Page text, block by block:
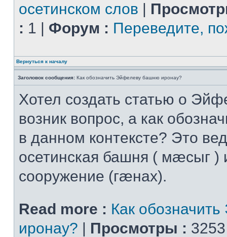
осетинском слов |
: 1 | Форум : Переведите,
Вернуться к началу
Заголовок сообщения: Как обозначить Эйфелеву башню иронау?
Хотел создать статью о
возник вопрос, а как
в данном контексте? Это
осетинская башня ( мæсыг )
сооружение (гæнах).
Read more : Как
иронау? | Просмотры :